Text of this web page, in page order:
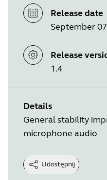
Release date
September
Release
1.4
Details
General stability
microphone audio
Udostępnij